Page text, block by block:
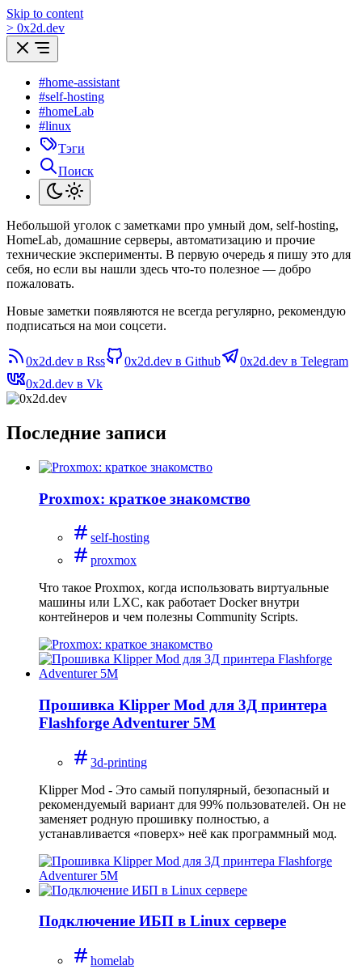
Skip to content
> 0x2d.dev
#home-assistant
#self-hosting
#homeLab
#linux
Тэги
Поиск
Небольшой уголок с заметками про умный дом, self-hosting,
HomeLab, домашние серверы, автоматизацию и прочие
технические эксперименты. В первую очередь я пишу это для
себя, но если вы нашли здесь что-то полезное — добро
пожаловать.
Новые заметки появляются не всегда регулярно, рекомендую
подписаться на мои соцсети.
0x2d.dev в Rss 0x2d.dev в Github
0x2d.dev в Telegram
0x2d.dev в Vk
Последние записи
Proxmox: краткое знакомство
self-hosting
proxmox
Что такое Proxmox, когда использовать виртуальные
машины или LXC, как работает Docker внутри
контейнеров и чем полезны Community Scripts.
Прошивка Klipper Mod для 3Д принтера
Flashforge Adventurer 5M
3d-printing
Klipper Mod - Это самый популярный, безопасный и
рекомендуемый вариант для 99% пользователей. Он не
заменяет родную прошивку полностью, а
устанавливается «поверх» неё как программный мод.
Подключение ИБП в Linux сервере
homelab